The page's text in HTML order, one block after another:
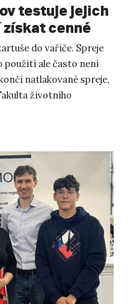
testuje jejich
cenné
do vařiče. Spreje
použití ale často není
natlakované spreje,
životního